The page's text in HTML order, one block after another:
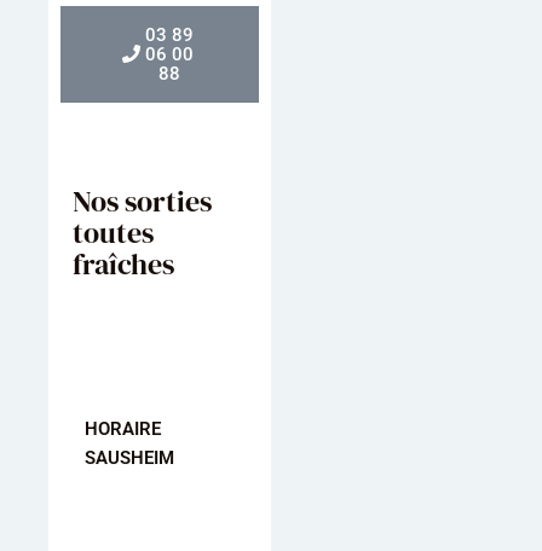
03 89
06 00
88
Nos sorties
toutes
fraîches
HORAIRE
SAUSHEIM